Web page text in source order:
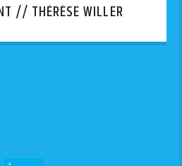
// THÉRÈSE WILLER